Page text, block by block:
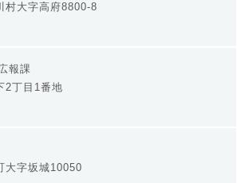
村大字高府8800-8
報課
2丁目1番地
大字坂城10050